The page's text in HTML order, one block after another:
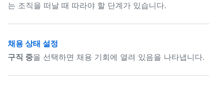
는 조직을 떠날 때 따라야 할 단계가 있습니다.
채용 상태 설정
구직 중을 선택하면 채용 기회에 열려 있음을 나타냅니다.